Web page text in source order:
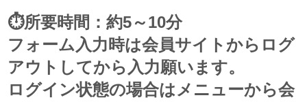
⏱所要時間：約5～10分
フォーム入力時は会員サイトからログ
アウトしてから入力願います。
ログイン状態の場合はメニューから会